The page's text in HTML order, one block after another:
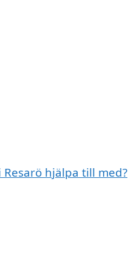
hjälpa till med?